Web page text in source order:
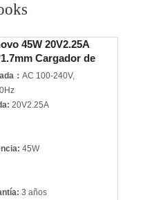
45W 20V2.25A
Cargador de
： AC 100-240V,
20V2.25A
45W
3 años